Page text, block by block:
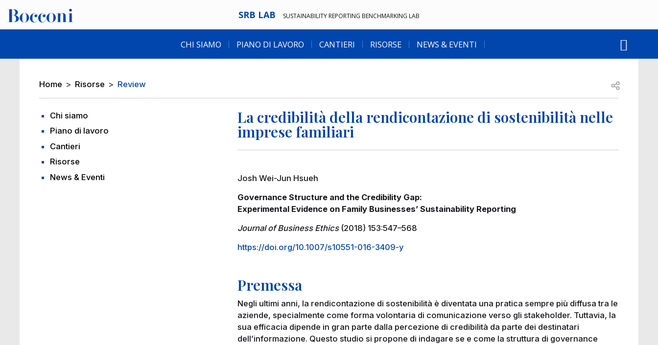
SRB LAB SUSTAINABILITY REPORTING BENCHMARKING LAB
Desk navigation
CHI SIAMO PIANO DI LAVORO CANTIERI RISORSE NEWS & EVENTI
Breadcrumb
Home Risorse Review Open share
Chi siamo
Piano di lavoro
Cantieri
Risorse
News & Eventi
La credibilità della rendicontazione di sostenibilità nelle
imprese familiari
Josh Wei-Jun Hsueh
Governance Structure and the Credibility Gap:
Experimental Evidence on Family Businesses’ Sustainability Reporting
Journal of Business Ethics(2018) 153:547–568
https://doi.org/10.1007/s10551-016-3409-y
Premessa
Negli ultimi anni, la rendicontazione di sostenibilità è diventata una pratica sempre più diffusa tra le
aziende, specialmente come forma volontaria di comunicazione verso gli stakeholder. Tuttavia, la
sua efficacia dipende in gran parte dalla percezione di credibilità da parte dei destinatari
dell’informazione. Questo studio si propone di indagare se e come la struttura di governance